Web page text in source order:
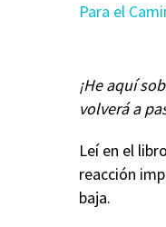
Para el
¡He aquí
volverá a
Leí en el libro
reacción
baja.